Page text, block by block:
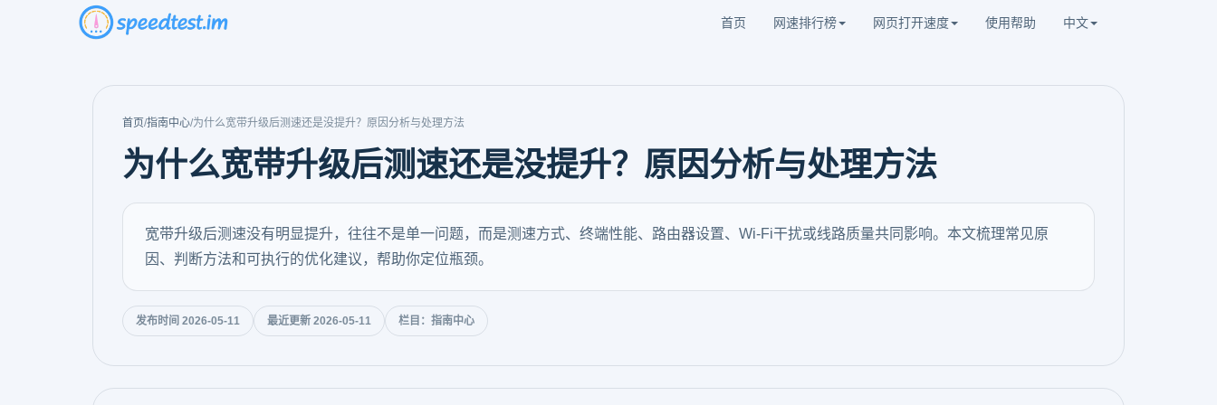
首页 网速排行榜 网页打开速度 使用帮助 中文
首页/指南中心/为什么宽带升级后测速还是没提升？原因分析与处理方法
为什么宽带升级后测速还是没提升？原因分析与处理方法
宽带升级后测速没有明显提升，往往不是单一问题，而是测速方式、终端性能、路由器设置、Wi-Fi干扰或线路质量共同影响。本文梳理常见原
因、判断方法和可执行的优化建议，帮助你定位瓶颈。
发布时间 2026-05-11 最近更新 2026-05-11 栏目：指南中心